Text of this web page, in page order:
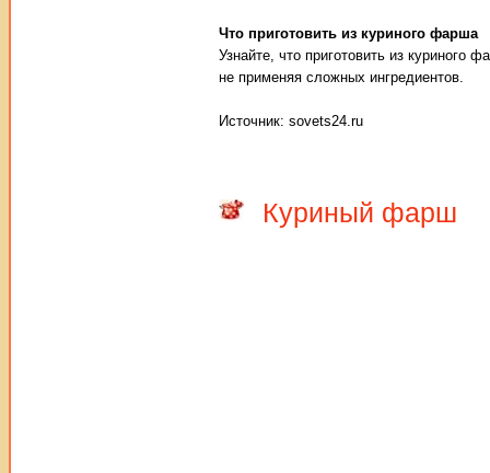
Что приготовить из куриного фарша
Узнайте, что приготовить из куриного
не применяя сложных ингредиентов.
Источник: sovets24.ru
Куриный фарш